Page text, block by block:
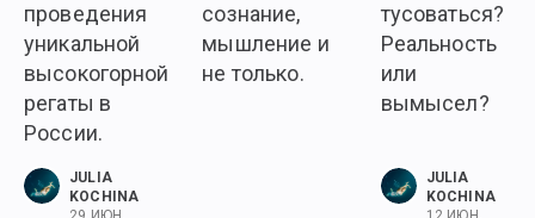
проведения
уникальной
высокогорной
регаты в
России.
JULIA
KOCHINA
сознание,
мышление и
не только.
тусоваться?
Реальность
или
вымысел?
JULIA
KOCHINA